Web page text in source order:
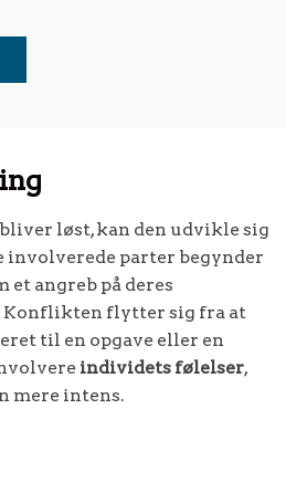
løst, kan den udvikle sig
parter begynder
angreb på deres
flytter sig fra at
til en opgave eller en
individets følelser,
mere intens.